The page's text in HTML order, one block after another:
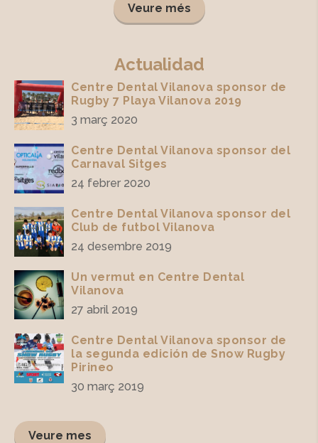
Veure més
Actualidad
Centre Dental Vilanova sponsor de
Rugby 7 Playa Vilanova 2019
3 març 2020
Centre Dental Vilanova sponsor del
Carnaval Sitges
24 febrer 2020
Centre Dental Vilanova sponsor del
Club de futbol Vilanova
24 desembre 2019
Un vermut en Centre Dental
Vilanova
27 abril 2019
Centre Dental Vilanova sponsor de
la segunda edición de Snow Rugby
Pirineo
30 març 2019
Veure mes